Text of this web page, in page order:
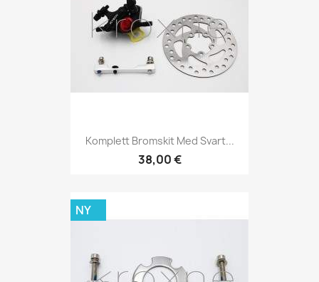
Komplett Bromskit Med Svart...
38,00 €
NY